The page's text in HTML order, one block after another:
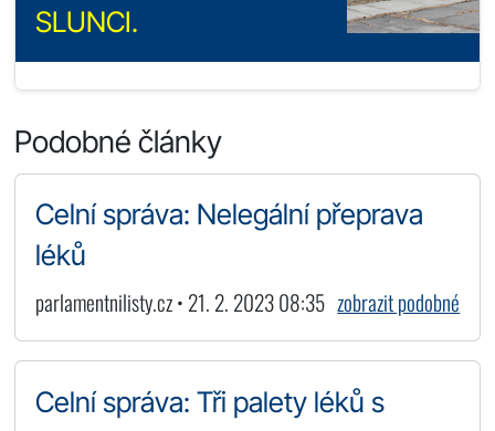
SLUNCI.
Podobné články
Celní správa: Nelegální přeprava
léků
parlamentnilisty.cz • 21. 2. 2023 08:35 zobrazit podobné
Celní správa: Tři palety léků s